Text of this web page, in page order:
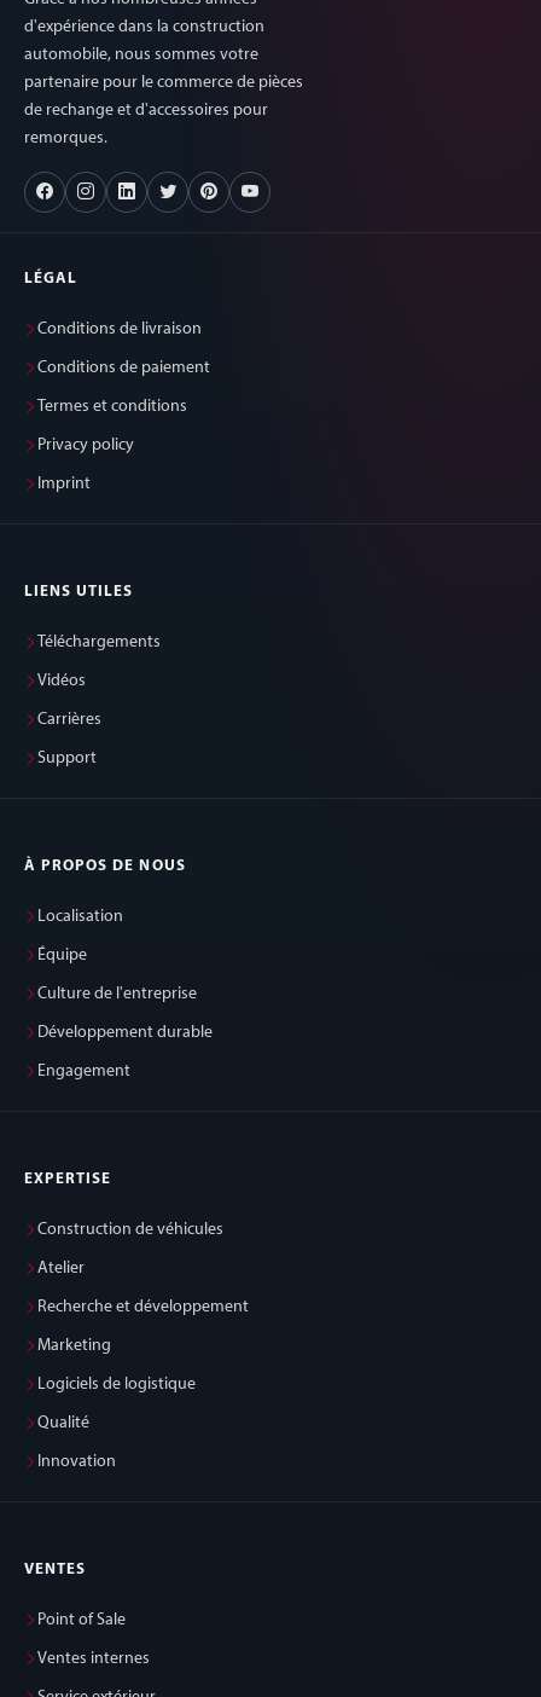
d'expérience dans la construction
automobile, nous sommes votre
partenaire pour le commerce de pièces
de rechange et d'accessoires pour
remorques.
LÉGAL
Conditions de livraison
Conditions de paiement
Termes et conditions
Privacy policy
Imprint
LIENS UTILES
Téléchargements
Vidéos
Carrières
Support
À PROPOS DE NOUS
Localisation
Équipe
Culture de l'entreprise
Développement durable
Engagement
EXPERTISE
Construction de véhicules
Atelier
Recherche et développement
Marketing
Logiciels de logistique
Qualité
Innovation
VENTES
Point of Sale
Ventes internes